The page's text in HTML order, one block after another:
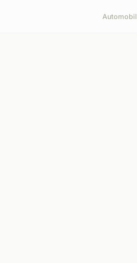
Automobil